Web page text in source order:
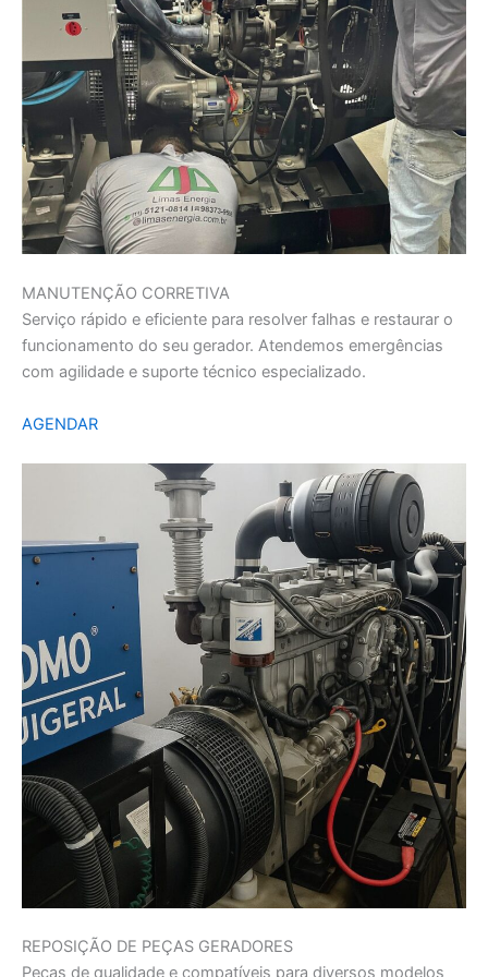
MANUTENÇÃO CORRETIVA
Serviço rápido e eficiente para resolver falhas e restaurar o
funcionamento do seu gerador. Atendemos emergências
com agilidade e suporte técnico especializado.
AGENDAR
REPOSIÇÃO DE PEÇAS GERADORES
Peças de qualidade e compatíveis para diversos modelos